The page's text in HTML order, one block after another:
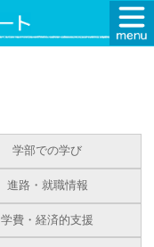
学部での学び
進路・就職情報
学費・経済的支援